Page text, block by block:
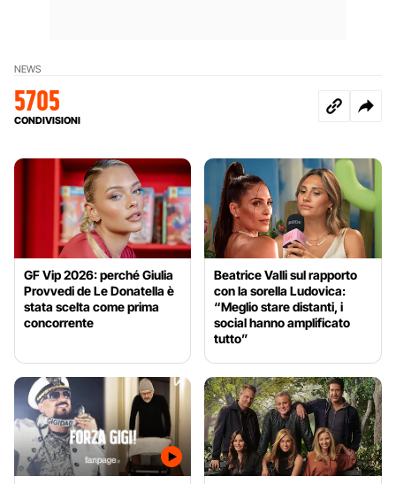
NEWS
5705
CONDIVISIONI
GF Vip 2026: perché Giulia
Provvedi de Le Donatella è
stata scelta come prima
concorrente
Beatrice Valli sul rapporto
con la sorella Ludovica:
“Meglio stare distanti, i
social hanno amplificato
tutto”